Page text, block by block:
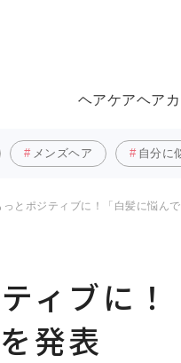
ヘアケアヘア
メンズヘア 自分に
っとポジティブに！「白髪に悩ん
ィブに
発表